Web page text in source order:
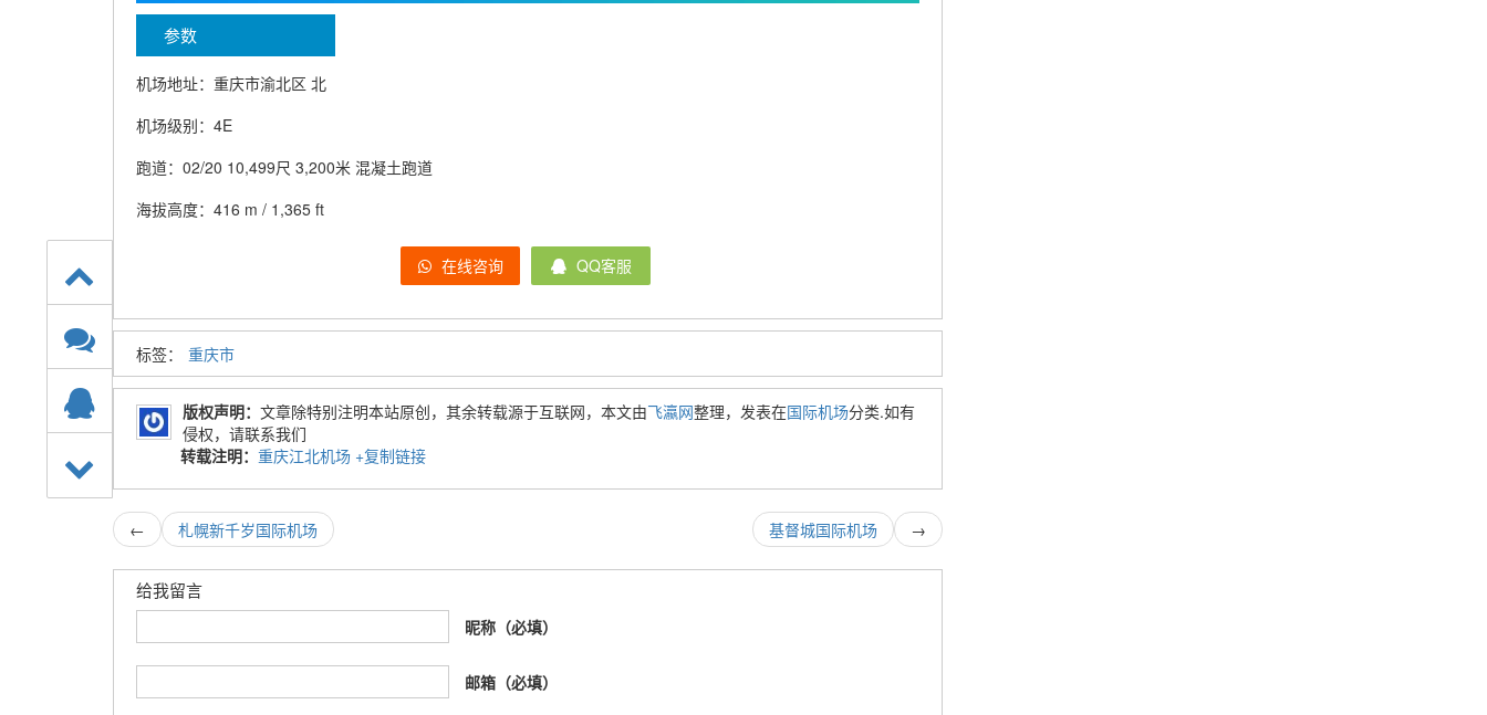
参数
机场地址：重庆市渝北区 北
机场级别：4E
跑道：02/20 10,499尺 3,200米 混凝土跑道
海拔高度：416 m / 1,365 ft
在线咨询 QQ客服
标签： 重庆市
版权声明： 文章除特别注明本站原创，其余转载源于互联网，本文由飞瀛网整理，发表在国际机场分类.如有
侵权，请联系我们
转载注明： 重庆江北机场 +复制链接
← 札幌新千岁国际机场 →
基督城国际机场
给我留言
昵称（必填）
邮箱（必填）